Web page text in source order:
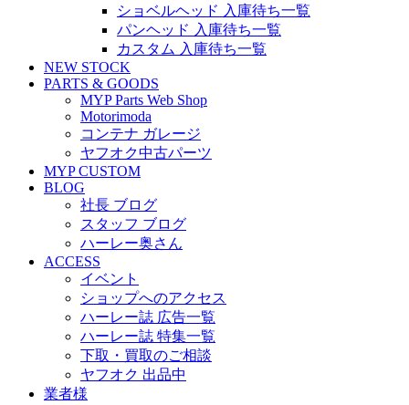
ショベルヘッド 入庫待ち一覧
パンヘッド 入庫待ち一覧
カスタム 入庫待ち一覧
NEW STOCK
PARTS & GOODS
MYP Parts Web Shop
Motorimoda
コンテナ ガレージ
ヤフオク中古パーツ
MYP CUSTOM
BLOG
社長 ブログ
スタッフ ブログ
ハーレー奥さん
ACCESS
イベント
ショップへのアクセス
ハーレー誌 広告一覧
ハーレー誌 特集一覧
下取・買取のご相談
ヤフオク 出品中
業者様